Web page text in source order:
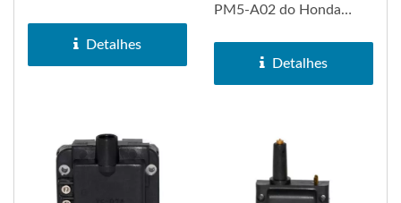
Detalhes
PM5-A02 do Honda
Detalhes